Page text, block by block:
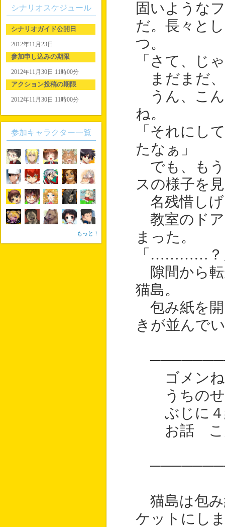
固いような
だ。長々と
つ。
「さて、じ
まだまだ
うん、こん
ね。
「それにし
たなぁ」
でも、もう
スの様子を
名残惜しげ
教室のドア
まった。
「…………？
隙間から転
猫島。
包み紙を開
きが並んで
ゴメンね
うちのせ
ぶじに４
お話 こ
猫島は包み
ケットにし
シナリオスケジュール
シナリオガイド公開日
2012年11月23日
参加申し込みの期限
2012年11月30日 11時00分
アクション投稿の期限
2012年11月30日 11時00分
参加キャラクター一覧
もっと！